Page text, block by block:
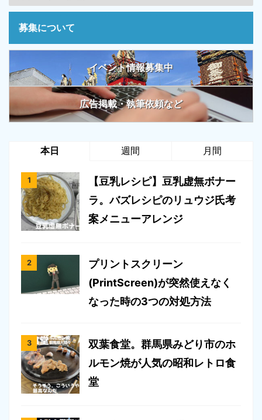
募集について
イベント情報募集中
広告掲載・執筆依頼など
本日 週間 月間
【豆乳レシピ】豆乳虚無ボナー
ラ。バズレシピのリュウジ氏考
案メニューアレンジ
プリントスクリーン
(PrintScreen)が突然使えなく
なった時の3つの対処方法
双葉食堂。群馬県みどり市のホ
ルモン焼が人気の昭和レトロ食
堂